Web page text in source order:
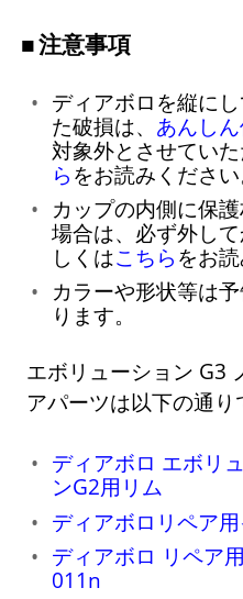
注意事項
ディアボロを縦に
た破損は、 あんし
対象外とさせてい
ら をお読みください
カップの内側に保
場合は、必ず外し
しくはこちら をお読
カラーや形状等は
ります。
エボリューション G3
アパーツは以下の通り
ディアボロ エボリ
ンG2用リム
ディアボロリペア
ディアボロ リペア
011n